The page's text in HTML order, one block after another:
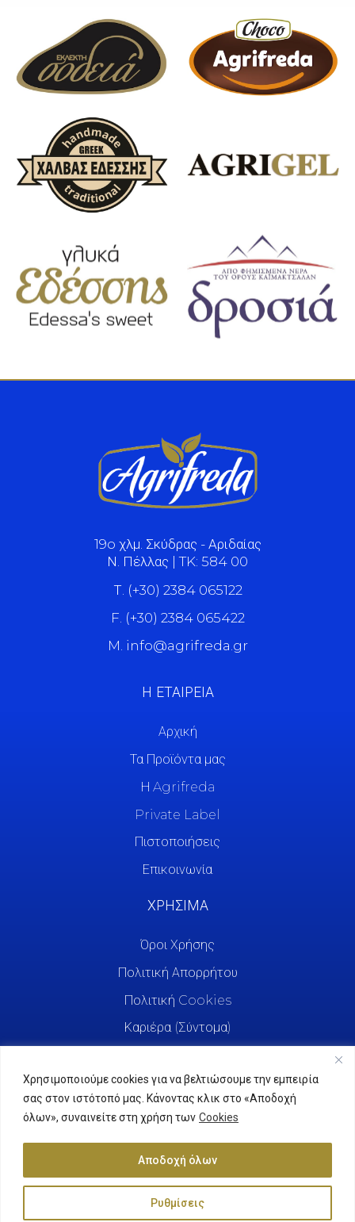
Χρησιμοποιούμε cookies για να βελτιώσουμε την εμπειρία
σας στον ιστότοπό μας. Κάνοντας κλικ στο «Αποδοχή
όλων», συναινείτε στη χρήση των Cookies
Ρυθμίσεις
Αποδοχή όλων
19o χλμ. Σκύδρας - Αριδαίας
Ν. Πέλλας | TK: 584 00
Τ. (+30) 2384 065122
F. (+30) 2384 065422
M. info@agrifreda.gr
Η ΕΤΑΙΡΕΙΑ
Αρχική
Τα Προϊόντα μας
Η Agrifreda
Private Label
Πιστοποιήσεις
Επικοινωνία
ΧΡΗΣΙΜΑ
Όροι Χρήσης
Πολιτική Απορρήτου
Πολιτική Cookies
Καριέρα (Σύντομα)